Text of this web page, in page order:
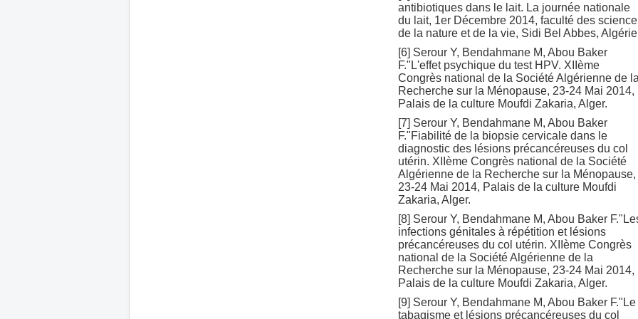
antibiotiques dans le lait. La journée nationale
du lait, 1er Décembre 2014, faculté des science
de la nature et de la vie, Sidi Bel Abbes,
[6] Serour Y, Bendahmane M, Abou Baker
F."L'effet psychique du test HPV. XIIème
Congrès national de la Société Algérienne de la
Recherche sur la Ménopause, 23-24 Mai 2014,
Palais de la culture Moufdi Zakaria, Alger.
[7] Serour Y, Bendahmane M, Abou Baker
F."Fiabilité de la biopsie cervicale dans le
diagnostic des lésions précancéreuses du col
utérin. XIIème Congrès national de la Société
Algérienne de la Recherche sur la Ménopause,
23-24 Mai 2014, Palais de la culture Moufdi
Zakaria, Alger.
[8] Serour Y, Bendahmane M, Abou Baker
infections génitales à répétition et lésions
précancéreuses du col utérin. XIIème Congrès
national de la Société Algérienne de la
Recherche sur la Ménopause, 23-24 Mai 2014,
Palais de la culture Moufdi Zakaria, Alger.
[9] Serour Y, Bendahmane M, Abou Baker F."Le
tabagisme et lésions précancéreuses du col